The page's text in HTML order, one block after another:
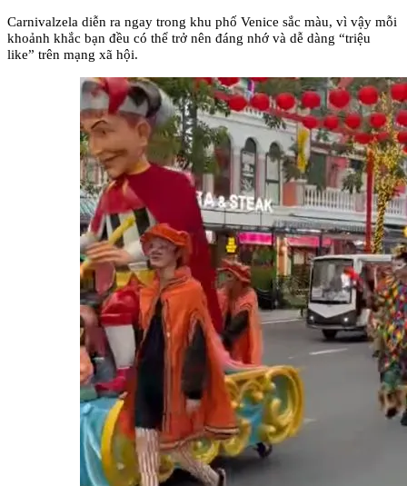
Carnivalzela diễn ra ngay trong khu phố Venice sắc màu, vì vậy mỗi
khoảnh khắc bạn đều có thể trở nên đáng nhớ và dễ dàng “triệu
like” trên mạng xã hội.